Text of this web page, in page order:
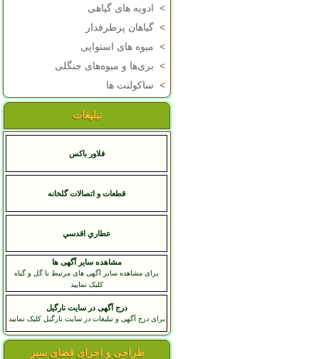
>
ادویه های گیاهی
> گیاهان پرطرفدار
> میوه های استوایی
> بری‌ها و میوه‌های جنگلی
> ساکولنت ها
تبلیغات
فلاور باکس
قطعات و اتصالات گلخانه
عطاري اقدسي
مشاهده سایر آگهی ها
برای مشاهده سایر آگهی های مرتبط با گل و گیاه
کلیک نمایید
درج آگهی در سایت نارگیل
برای درج آگهی و تبلیغات در سایت نارگیل کلیک نمایید
طراحی و اجرای فضای سبز